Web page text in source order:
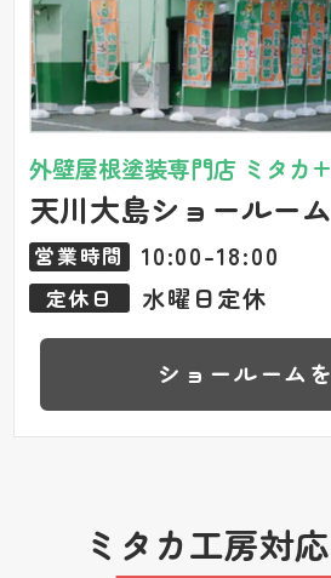
外壁屋根塗装専門店 ミタカ
天川大島ショールーム
営業時間 10:00-18:00
定休日 水曜日定休
ショールーム
ミタカ工房対